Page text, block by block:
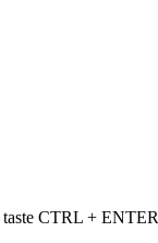
taste CTRL + ENTER